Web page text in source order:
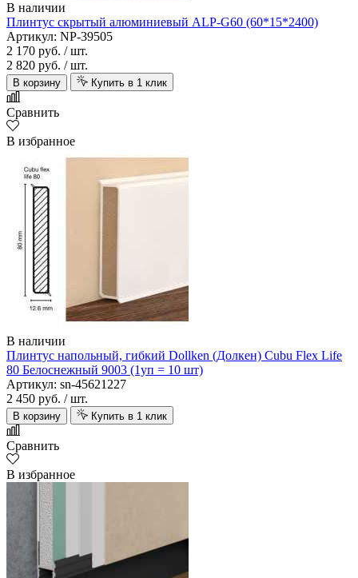
В наличии
Плинтус скрытый алюминиевый ALP-G60 (60*15*2400)
Артикул: NP-39505
2 170 руб. / шт.
2 820 руб. / шт.
В корзину Купить в 1 клик
Сравнить
В избранное
В наличии
Плинтус напольный, гибкий Dollken (Долкен) Cubu Flex Life
80 Белоснежный 9003 (1уп = 10 шт)
Артикул: sn-45621227
2 450 руб. / шт.
В корзину Купить в 1 клик
Сравнить
В избранное